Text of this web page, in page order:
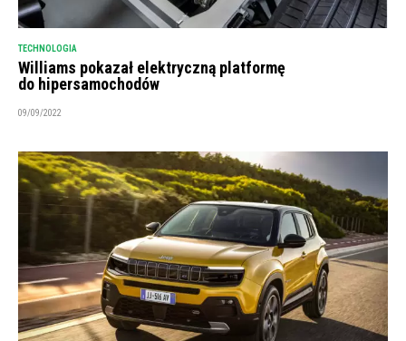
TECHNOLOGIA
Williams pokazał elektryczną platformę
do hipersamochodów
09/09/2022